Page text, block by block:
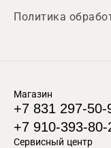
Политика
Магазин
+7 831 297-50-
+7 910-393-80-
Сервисный центр